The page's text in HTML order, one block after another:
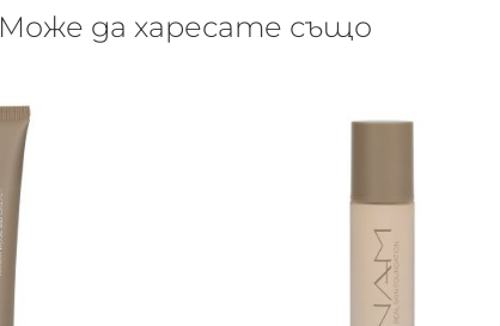
Може да харесате също